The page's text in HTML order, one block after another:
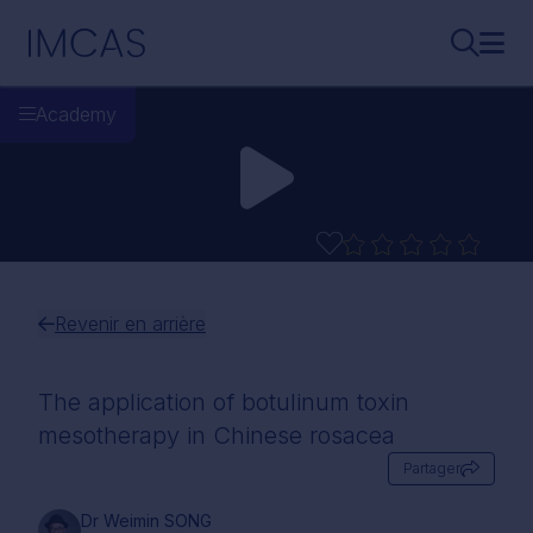
IMCAS
Academy
Revenir en arrière
The application of botulinum toxin
mesotherapy in Chinese rosacea
Partager
Dr Weimin SONG